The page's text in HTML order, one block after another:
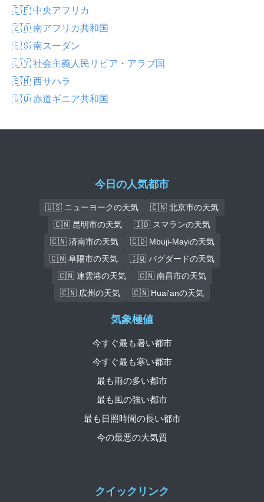
🇨🇫 中央アフリカ
🇿🇦 南アフリカ共和国
🇸🇸 南スーダン
🇱🇾 社会主義人民リビア・アラブ国
🇪🇭 西サハラ
🇬🇶 赤道ギニア共和国
今日の人気都市
🇺🇸 ニューヨークの天気
🇨🇳 北京市の天気
🇨🇳 昆明市の天気
🇮🇩 スマランの天気
🇨🇳 済南市の天気
🇨🇩 Mbuji-Mayiの天気
🇨🇳 阜陽市の天気
🇮🇶 バグダードの天気
🇨🇳 連雲港の天気
🇨🇳 南昌市の天気
🇨🇳 広州の天気
🇨🇳 Huai'anの天気
クイックリンク
気象極値
今すぐ最も暑い都市
今すぐ最も寒い都市
最も雨の多い都市
最も風の強い都市
最も日照時間の長い都市
今の最悪の大気質